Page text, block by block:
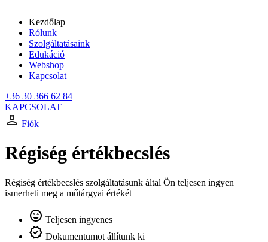
Kezdőlap
Rólunk
Szolgáltatásaink
Edukáció
Webshop
Kapcsolat
+36 30 366 62 84
KAPCSOLAT
Fiók
Régiség értékbecslés
Régiség értékbecslés szolgáltatásunk által Ön teljesen ingyen
ismerheti meg a műtárgyai értékét
Teljesen ingyenes
Dokumentumot állítunk ki